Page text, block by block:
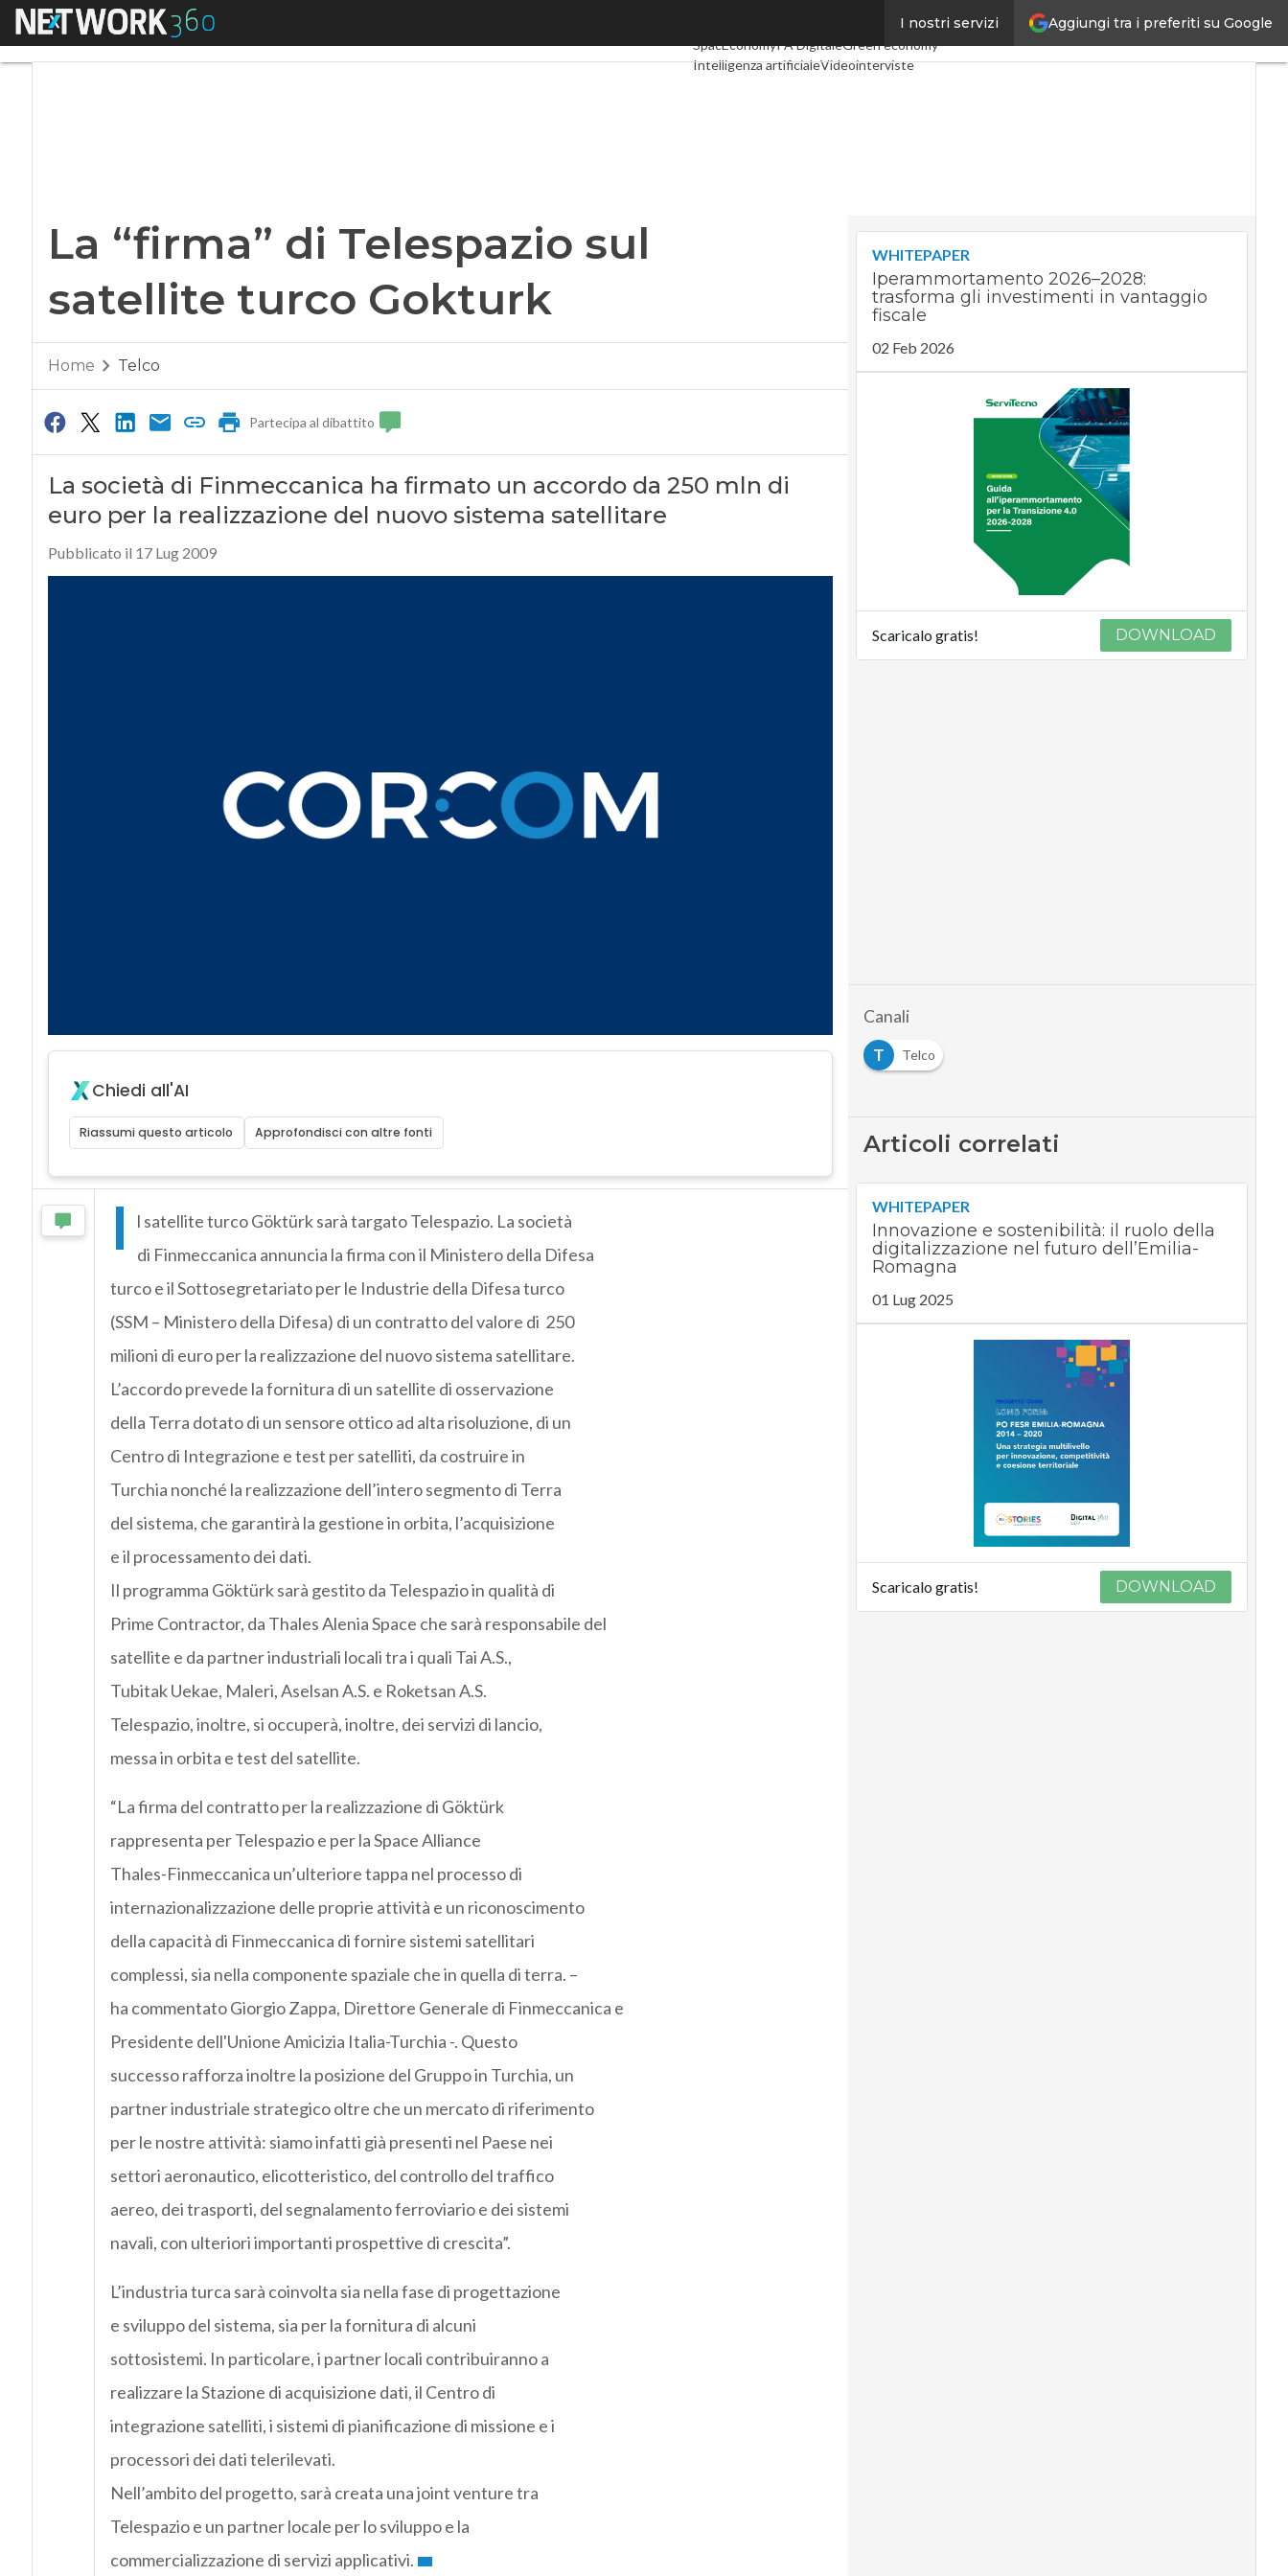
Aggiungi tra i preferiti su Google
I nostri servizi
Menu
Industria 4.0
SpacEconomyPA DigitaleGreen economy
Intelligenza artificialeVideointerviste
La “firma” di Telespazio sul
satellite turco Gokturk
Home Telco
Partecipa al dibattito
La società di Finmeccanica ha firmato un accordo da 250 mln di
euro per la realizzazione del nuovo sistema satellitare
Pubblicato il 17 Lug 2009
Chiedi all'AI
Riassumi questo articolo Approfondisci con altre fonti
I
l satellite turco Göktürk sarà targato Telespazio. La società
di Finmeccanica annuncia la firma con il Ministero della Difesa
turco e il Sottosegretariato per le Industrie della Difesa turco
(SSM – Ministero della Difesa) di un contratto del valore di 250
milioni di euro per la realizzazione del nuovo sistema satellitare.
L’accordo prevede la fornitura di un satellite di osservazione
della Terra dotato di un sensore ottico ad alta risoluzione, di un
Centro di Integrazione e test per satelliti, da costruire in
Turchia nonché la realizzazione dell’intero segmento di Terra
del sistema, che garantirà la gestione in orbita, l’acquisizione
e il processamento dei dati.
Il programma Göktürk sarà gestito da Telespazio in qualità di
Prime Contractor, da Thales Alenia Space che sarà responsabile del
satellite e da partner industriali locali tra i quali Tai A.S.,
Tubitak Uekae, Maleri, Aselsan A.S. e Roketsan A.S.
Telespazio, inoltre, si occuperà, inoltre, dei servizi di lancio,
messa in orbita e test del satellite.
“La firma del contratto per la realizzazione di Göktürk
rappresenta per Telespazio e per la Space Alliance
Thales-Finmeccanica un’ulteriore tappa nel processo di
internazionalizzazione delle proprie attività e un riconoscimento
della capacità di Finmeccanica di fornire sistemi satellitari
complessi, sia nella componente spaziale che in quella di terra. –
ha commentato Giorgio Zappa, Direttore Generale di Finmeccanica e
Presidente dell'Unione Amicizia Italia-Turchia -. Questo
successo rafforza inoltre la posizione del Gruppo in Turchia, un
partner industriale strategico oltre che un mercato di riferimento
per le nostre attività: siamo infatti già presenti nel Paese nei
settori aeronautico, elicotteristico, del controllo del traffico
aereo, dei trasporti, del segnalamento ferroviario e dei sistemi
navali, con ulteriori importanti prospettive di crescita”.
L’industria turca sarà coinvolta sia nella fase di progettazione
e sviluppo del sistema, sia per la fornitura di alcuni
sottosistemi. In particolare, i partner locali contribuiranno a
realizzare la Stazione di acquisizione dati, il Centro di
integrazione satelliti, i sistemi di pianificazione di missione e i
processori dei dati telerilevati.
Nell’ambito del progetto, sarà creata una joint venture tra
Telespazio e un partner locale per lo sviluppo e la
commercializzazione di servizi applicativi.
WHITEPAPER
Iperammortamento 2026–2028:
trasforma gli investimenti in vantaggio
fiscale
02 Feb 2026
Scaricalo gratis! DOWNLOAD
Canali
T
Telco
Articoli correlati
WHITEPAPER
Innovazione e sostenibilità: il ruolo della
digitalizzazione nel futuro dell’Emilia-
Romagna
01 Lug 2025
Scaricalo gratis! DOWNLOAD